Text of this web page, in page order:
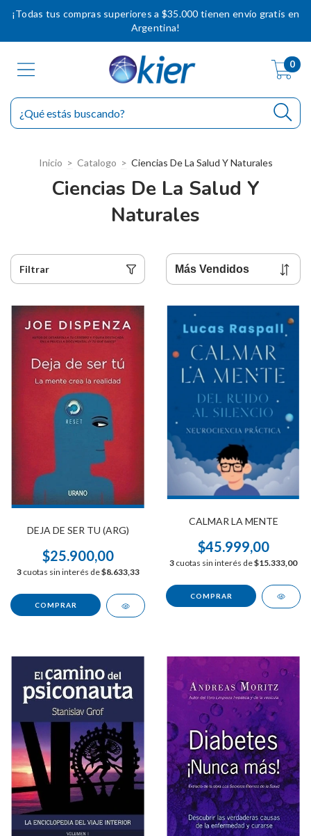
¡Todas tus compras superiores a $35.000 tienen envío gratis en
Argentina!
0
Inicio > Catalogo > Ciencias De La Salud Y Naturales
Ciencias De La Salud Y
Naturales
Filtrar
DEJA DE SER TU (ARG)
$25.900,00
3 cuotas sin interés de$8.633,33
CALMAR LA MENTE
$45.999,00
3 cuotas sin interés de$15.333,00